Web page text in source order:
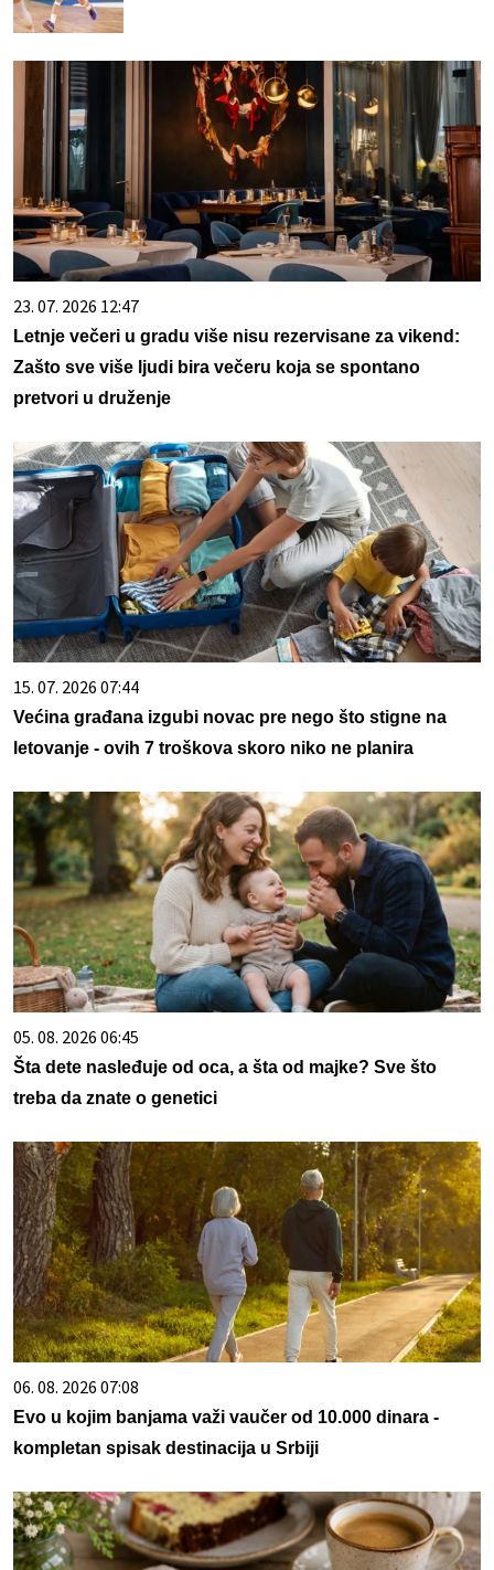
23. 07. 2026 12:47
Letnje večeri u gradu više nisu rezervisane za vikend:
Zašto sve više ljudi bira večeru koja se spontano
pretvori u druženje
15. 07. 2026 07:44
Većina građana izgubi novac pre nego što stigne na
letovanje - ovih 7 troškova skoro niko ne planira
05. 08. 2026 06:45
Šta dete nasleđuje od oca, a šta od majke? Sve što
treba da znate o genetici
06. 08. 2026 07:08
Evo u kojim banjama važi vaučer od 10.000 dinara -
kompletan spisak destinacija u Srbiji